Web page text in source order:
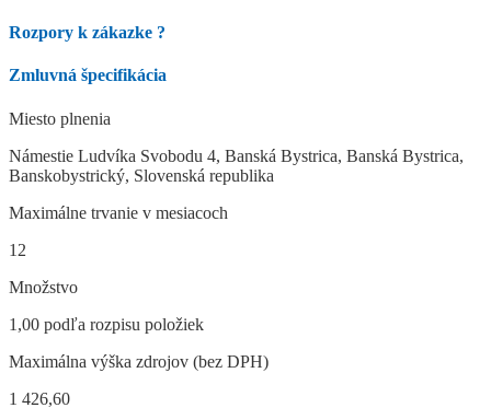
Rozpory k zákazke ?
Zmluvná špecifikácia
Miesto plnenia
Námestie Ludvíka Svobodu 4, Banská Bystrica, Banská Bystrica,
Banskobystrický, Slovenská republika
Maximálne trvanie v mesiacoch
12
Množstvo
1,00 podľa rozpisu položiek
Maximálna výška zdrojov (bez DPH)
1 426,60